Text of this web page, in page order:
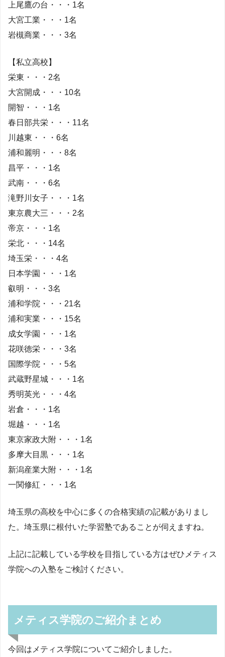
上尾鷹の台・・・1名
大宮工業・・・1名
岩槻商業・・・3名
【私立高校】
栄東・・・2名
大宮開成・・・10名
開智・・・1名
春日部共栄・・・11名
川越東・・・6名
浦和麗明・・・8名
昌平・・・1名
武南・・・6名
滝野川女子・・・1名
東京農大三・・・2名
帝京・・・1名
栄北・・・14名
埼玉栄・・・4名
日本学園・・・1名
叡明・・・3名
浦和学院・・・21名
浦和実業・・・15名
成女学園・・・1名
花咲徳栄・・・3名
国際学院・・・5名
武蔵野星城・・・1名
秀明英光・・・4名
岩倉・・・1名
堀越・・・1名
東京家政大附・・・1名
多摩大目黒・・・1名
新潟産業大附・・・1名
一関修紅・・・1名
埼玉県の高校を中心に多くの合格実績の記載がありまし
た。埼玉県に根付いた学習塾であることが伺えますね。
上記に記載している学校を目指している方はぜひメティス
学院への入塾をご検討ください。
メティス学院のご紹介まとめ
今回はメティス学院についてご紹介しました。